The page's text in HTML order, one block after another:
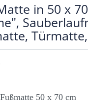
in 50 x
50 x 70 cm